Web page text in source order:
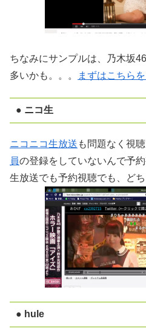
ちなみにサンプルは、乃木坂
多いかも。。。
まずはこちら
● ニコ生
ニコニコ生放送 も問題なく視
員の登録をしていないんで予
生放送でも予約視聴でも、ど
● hule